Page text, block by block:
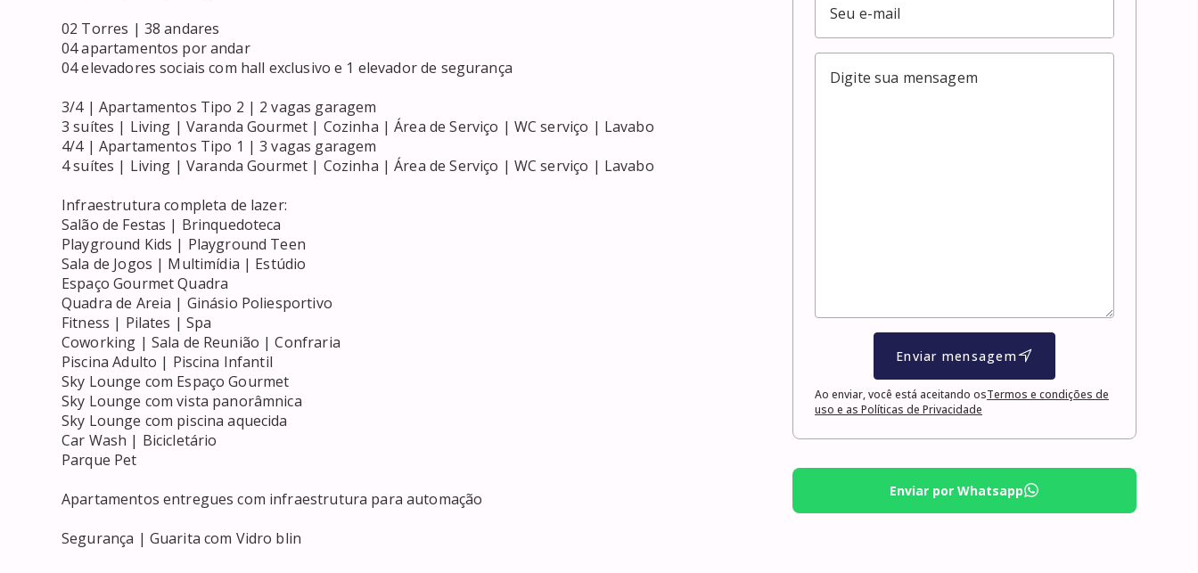
02 Torres | 38 andares
04 apartamentos por andar
04 elevadores sociais com hall exclusivo e 1 elevador de segurança
3/4 | Apartamentos Tipo 2 | 2 vagas garagem
3 suítes | Living | Varanda Gourmet | Cozinha | Área de Serviço | WC serviço | Lavabo
4/4 | Apartamentos Tipo 1 | 3 vagas garagem
4 suítes | Living | Varanda Gourmet | Cozinha | Área de Serviço | WC serviço | Lavabo
Infraestrutura completa de lazer:
Salão de Festas | Brinquedoteca
Playground Kids | Playground Teen
Sala de Jogos | Multimídia | Estúdio
Espaço Gourmet Quadra
Quadra de Areia | Ginásio Poliesportivo
Fitness | Pilates | Spa
Coworking | Sala de Reunião | Confraria
Piscina Adulto | Piscina Infantil
Sky Lounge com Espaço Gourmet
Sky Lounge com vista panorâmnica
Sky Lounge com piscina aquecida
Car Wash | Bicicletário
Parque Pet
Apartamentos entregues com infraestrutura para automação
Segurança | Guarita com Vidro blin
Enviar mensagem
Ao enviar, você está aceitando osTermos e condições de
uso e as Políticas de Privacidade
Enviar por Whatsapp